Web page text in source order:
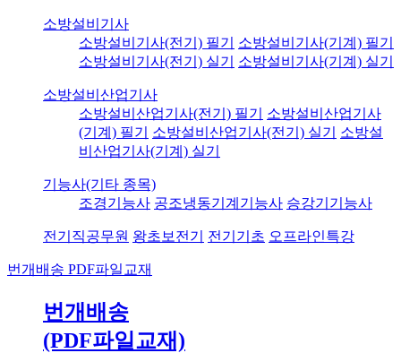
소방설비기사
소방설비기사(전기) 필기
소방설비기사(기계) 필기
소방설비기사(전기) 실기
소방설비기사(기계) 실기
소방설비산업기사
소방설비산업기사(전기) 필기
소방설비산업기사
(기계) 필기
소방설비산업기사(전기) 실기
소방설
비산업기사(기계) 실기
기능사(기타 종목)
조경기능사 공조냉동기계기능사 승강기기능사
전기직공무원 왕초보전기 전기기초 오프라인특강
번개배송 PDF파일교재
번개배송
(PDF파일교재)